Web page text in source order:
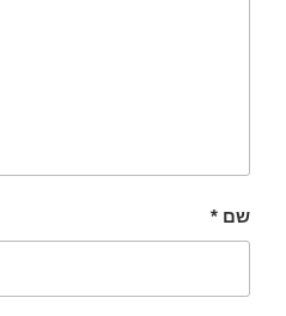
שם *